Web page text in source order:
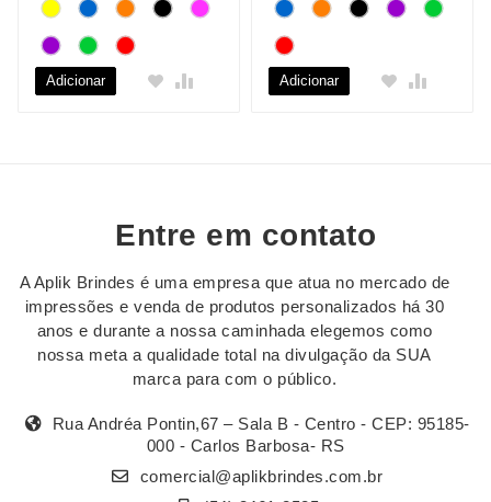
Adicionar Adicionar
Entre em contato
A Aplik Brindes é uma empresa que atua no mercado de
impressões e venda de produtos personalizados há 30
anos e durante a nossa caminhada elegemos como
nossa meta a qualidade total na divulgação da SUA
marca para com o público.
Rua Andréa Pontin,67 – Sala B - Centro - CEP: 95185-
000 - Carlos Barbosa- RS
comercial@aplikbrindes.com.br